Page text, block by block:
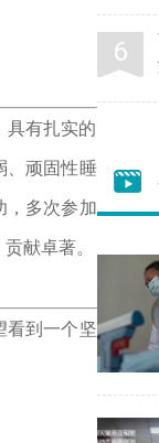
有扎实的
、顽固性睡
，多次参加
献卓著。
到一个坚